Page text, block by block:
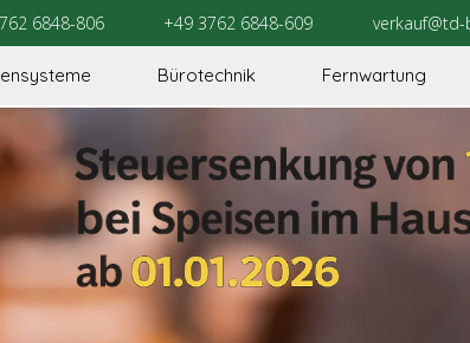
6848-806 +49 3762 6848-609
Bürotechnik Fernwartung